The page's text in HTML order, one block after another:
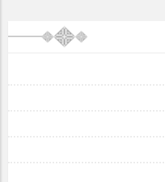
سجاد علیه السلام